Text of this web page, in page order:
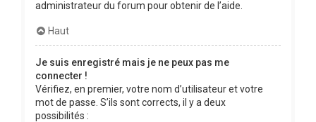
administrateur du forum pour obtenir de l’aide.
Haut
Je suis enregistré mais je ne peux pas me
connecter !
Vérifiez, en premier, votre nom d’utilisateur et votre
mot de passe. S’ils sont corrects, il y a deux
possibilités :